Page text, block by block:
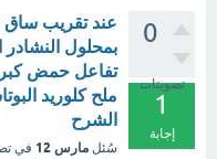
0
تصويتات
1
إجابة
عند تقريب ساق
بمحلول النشادر
تفاعل حمض
ملح كلوريد
الشرح
سُئل مارس 12 في